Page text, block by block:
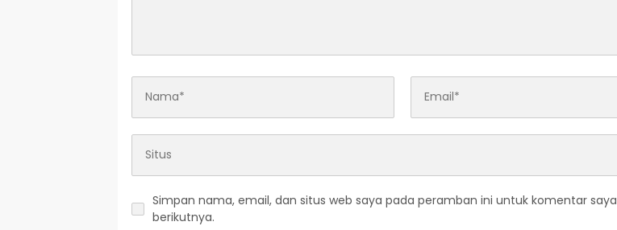
Simpan nama, email, dan situs web saya pada peramban ini untuk komentar saya
berikutnya.